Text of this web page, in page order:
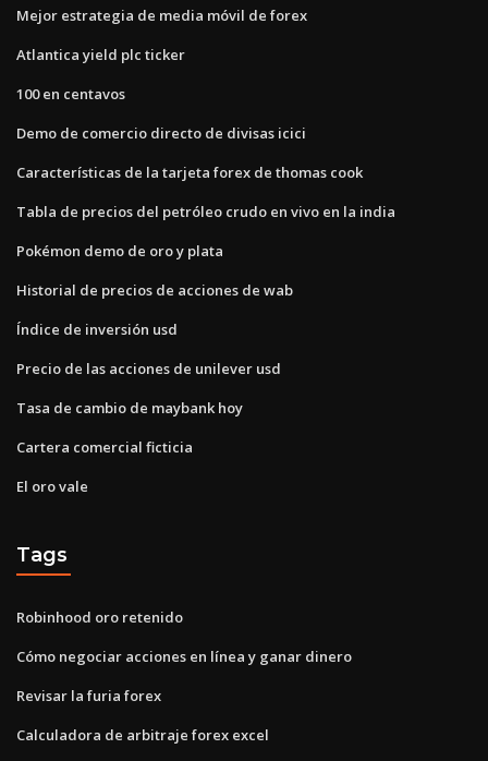
Mejor estrategia de media móvil de forex
Atlantica yield plc ticker
100 en centavos
Demo de comercio directo de divisas icici
Características de la tarjeta forex de thomas cook
Tabla de precios del petróleo crudo en vivo en la india
Pokémon demo de oro y plata
Historial de precios de acciones de wab
Índice de inversión usd
Precio de las acciones de unilever usd
Tasa de cambio de maybank hoy
Cartera comercial ficticia
El oro vale
Tags
Robinhood oro retenido
Cómo negociar acciones en línea y ganar dinero
Revisar la furia forex
Calculadora de arbitraje forex excel